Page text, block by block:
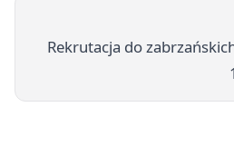
Rekrutacja do